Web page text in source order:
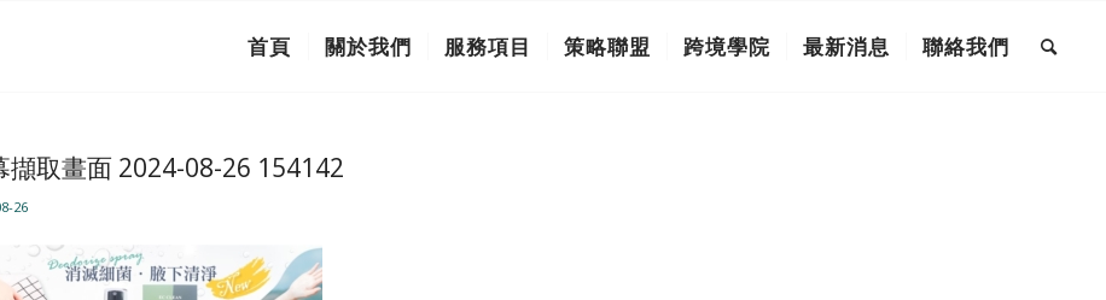
首頁 關於我們 服務項目 策略聯盟 跨境學院 最新消息 聯絡我們
擷取畫面 2024-08-26 154142
26